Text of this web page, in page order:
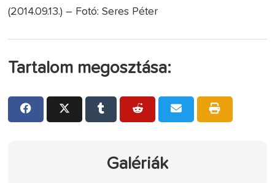
(2014.09.13.) – Fotó: Seres Péter
Tartalom megosztása:
Galériák